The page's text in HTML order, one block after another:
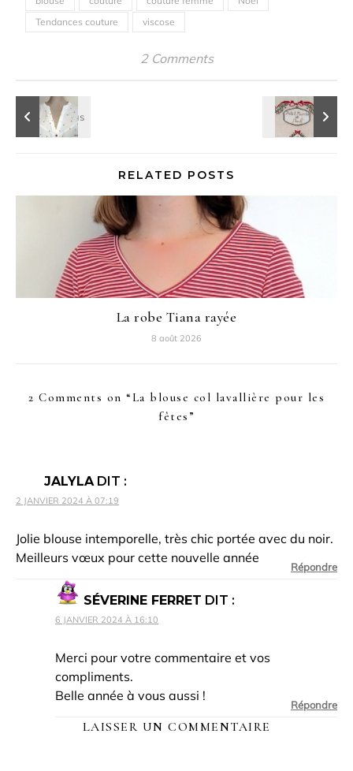
Tendances couture
viscose
2 Comments
RELATED POSTS
La robe Tiana rayée
8 août 2026
2 Comments on “ La blouse col lavallière pour les
fêtes ”
JALYLA DIT :
2 JANVIER 2024 À 07:19
Jolie blouse intemporelle, très chic portée avec du noir.
Meilleurs vœux pour cette nouvelle année
Répondre
SÉVERINE FERRET DIT :
6 JANVIER 2024 À 16:10
Merci pour votre commentaire et vos
compliments.
Belle année à vous aussi !
Répondre
LAISSER UN COMMENTAIRE